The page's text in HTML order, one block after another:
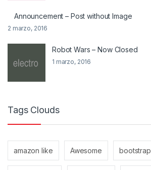
Announcement – Post without Image
2 marzo, 2016
Robot Wars – Now Closed
1 marzo, 2016
Tags Clouds
amazon like Awesome bootstrap